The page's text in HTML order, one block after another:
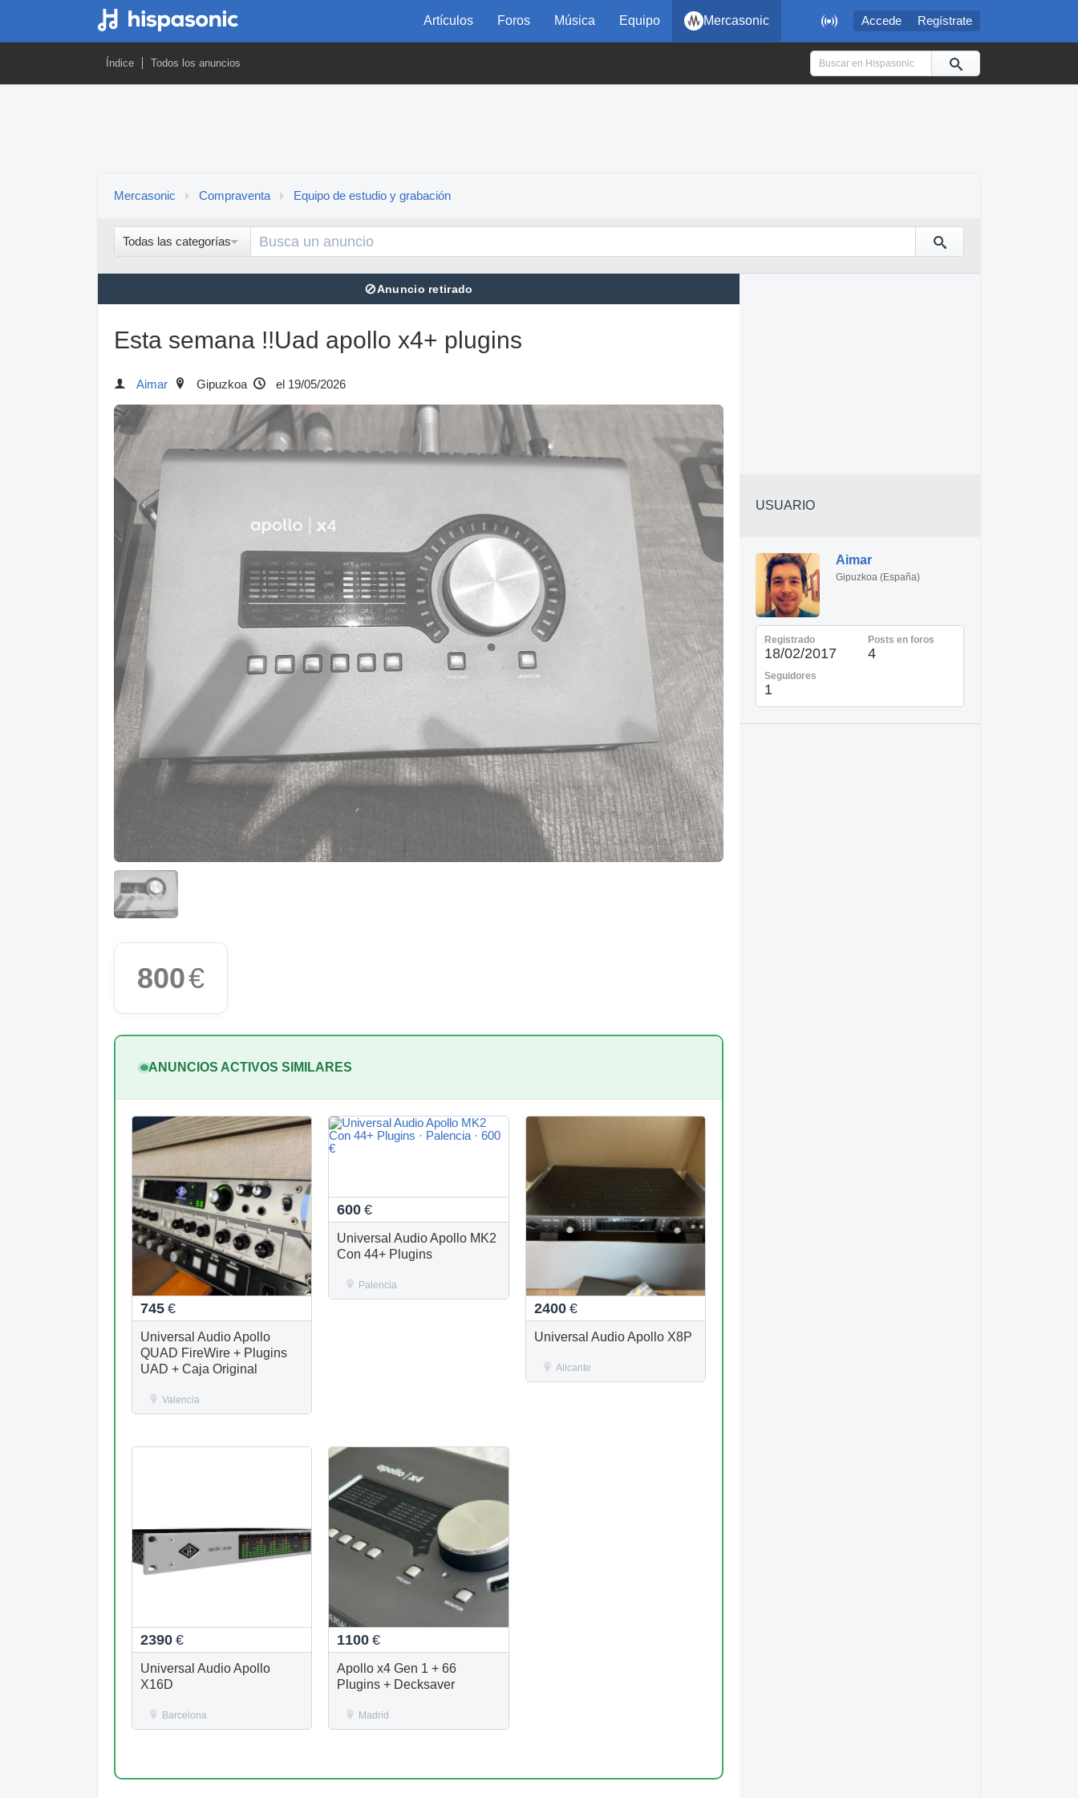
 Accede Regístrate
Artículos Foros Música Equipo Mercasonic
Índice Todos los anuncios
Mercasonic Compraventa Equipo de estudio y grabación
Todas las categorías
⊘Anuncio retirado
Esta semana !!Uad apollo x4+ plugins
Aimar Gipuzkoa el 19/05/2026
800€
ANUNCIOS ACTIVOS SIMILARES
745 €
Universal Audio Apollo
QUAD FireWire + Plugins
UAD + Caja Original
Valencia
600 €
Universal Audio Apollo MK2
Con 44+ Plugins
Palencia
2400 €
Universal Audio Apollo X8P
Alicante
2390 €
Universal Audio Apollo
X16D
Barcelona
1100 €
Apollo x4 Gen 1 + 66
Plugins + Decksaver
Madrid
USUARIO
Aimar
Gipuzkoa (España)
Registrado
18/02/2017
Posts en foros
4
Seguidores
1